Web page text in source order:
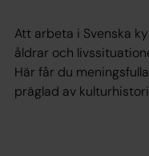
Att arbeta i Svenska
åldrar och
Här får du
präglad av